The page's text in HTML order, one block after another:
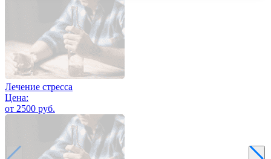
Лечение стресса
Цена:
от 2500 руб.